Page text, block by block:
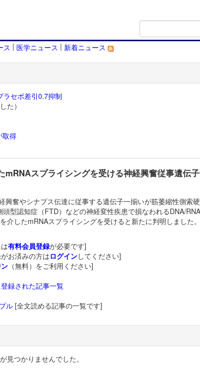
ス | 医学ニュース | 新着ニュース
ラセボ差引0.7抑制
た）
取得
mRNAスプライシングを受ける神経興奮従事遺伝
興奮やシナプス伝達に従事する遺伝子一揃いが筋萎縮性側索
頭型認知症（FTD）などの神経変性疾患で損なわれるDNA/
介したmRNAスプライシングを受けると新たに判明しました。
有料会員登録が必要です]
お済みの方はログインしてください]
（無料）をご利用ください]
録された記事一覧
ル[全文読める記事の一覧です]
見つかりませんでした。